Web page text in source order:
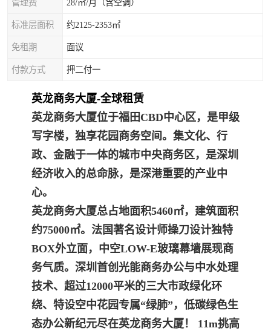
管理费 28/㎡/月（含空调）
标准层面积 约2125-2353㎡
免租期 面议
付款方式 押二付一
英龙商务大厦-全球租赁
英龙商务大厦位于福田CBD中心区，是甲级
写字楼，独享花园商务空间。集文化、行
政、金融于一体的城市中央商务区，是深圳
经济收入的总命脉，是深港重要的产业中
心。
英龙商务大厦总占地面积5460㎡，建筑面积
约75000㎡。法国著名设计师操刀设计独特
BOX外立面，中空LOW-E玻璃幕墙展现商
务气质。深圳首创光能商务办公与中水处理
技术、超过12000平米的三大市政绿化环
绕、特设空中花园专属“绿肺”，低碳绿色生
态办公新纪元尽在英龙商务大厦！ 11m挑高